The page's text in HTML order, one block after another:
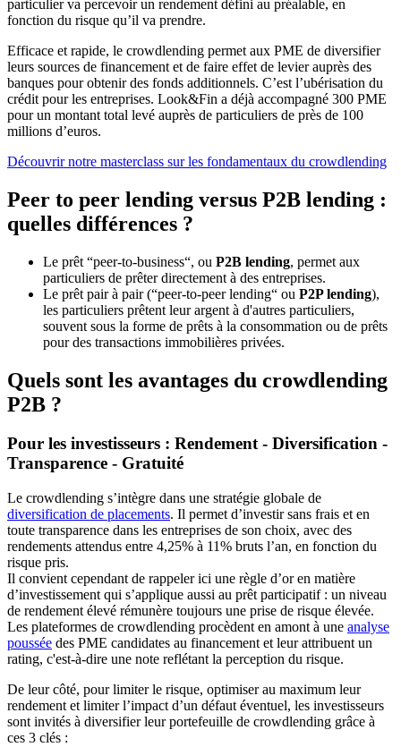
particulier va percevoir un rendement défini au préalable, en
fonction du risque qu’il va prendre.
Efficace et rapide, le crowdlending permet aux PME de diversifier
leurs sources de financement et de faire effet de levier auprès des
banques pour obtenir des fonds additionnels. C’est l’ubérisation du
crédit pour les entreprises. Look&Fin a déjà accompagné 300 PME
pour un montant total levé auprès de particuliers de près de 100
millions d’euros.
Découvrir notre masterclass sur les fondamentaux du crowdlending
Peer to peer lending versus P2B lending :
quelles différences ?
Le prêt “peer-to-business“, ou P2B lending, permet aux
particuliers de prêter directement à des entreprises.
Le prêt pair à pair (“peer-to-peer lending“ ou P2P lending),
les particuliers prêtent leur argent à d'autres particuliers,
souvent sous la forme de prêts à la consommation ou de prêts
pour des transactions immobilières privées.
Quels sont les avantages du crowdlending
P2B ?
Pour les investisseurs : Rendement - Diversification -
Transparence - Gratuité
Le crowdlending s’intègre dans une stratégie globale de
diversification de placements. Il permet d’investir sans frais et en
toute transparence dans les entreprises de son choix, avec des
rendements attendus entre 4,25% à 11% bruts l’an, en fonction du
risque pris.
Il convient cependant de rappeler ici une règle d’or en matière
d’investissement qui s’applique aussi au prêt participatif : un niveau
de rendement élevé rémunère toujours une prise de risque élevée.
Les plateformes de crowdlending procèdent en amont à une analyse
poussée des PME candidates au financement et leur attribuent un
rating, c'est-à-dire une note reflétant la perception du risque.
De leur côté, pour limiter le risque, optimiser au maximum leur
rendement et limiter l’impact d’un défaut éventuel, les investisseurs
sont invités à diversifier leur portefeuille de crowdlending grâce à
ces 3 clés :